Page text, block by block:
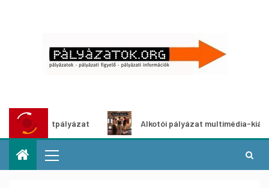
Alkotói pályázat multimédia-kiállításhoz